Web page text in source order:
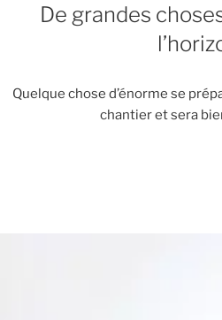
De grandes
Quelque chose d’énorme se
chantier et sera